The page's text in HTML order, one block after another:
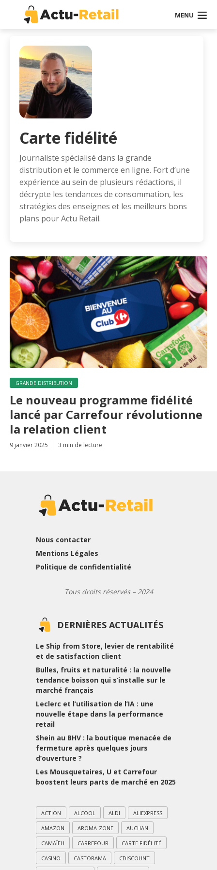
MENU
Carte fidélité
Journaliste spécialisé dans la grande
distribution et le commerce en ligne. Fort d’une
expérience au sein de plusieurs rédactions, il
décrypte les tendances de consommation, les
stratégies des enseignes et les meilleurs bons
plans pour Actu Retail.
GRANDE DISTRIBUTION
Le nouveau programme fidélité
lancé par Carrefour révolutionne
la relation client
9 janvier 2025 3 min de lecture
Nous contacter
Mentions Légales
Politique de confidentialité
Tous droits réservés – 2024
DERNIÈRES ACTUALITÉS
Le Ship from Store, levier de rentabilité
et de satisfaction client
Bulles, fruits et naturalité : la nouvelle
tendance boisson qui s’installe sur le
marché français
Leclerc et l’utilisation de l’IA : une
nouvelle étape dans la performance
retail
Shein au BHV : la boutique menacée de
fermeture après quelques jours
d’ouverture ?
Les Mousquetaires, U et Carrefour
boostent leurs parts de marché en 2025
ACTION ALCOOL ALDI ALIEXPRESS
AMAZON AROMA-ZONE AUCHAN
CAMAÏEU CARREFOUR CARTE FIDÉLITÉ
CASINO CASTORAMA CDISCOUNT